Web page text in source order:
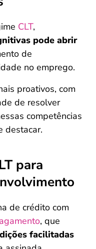
CLT,
pode abrir
de
no emprego.
proativos, com
de resolver
competências
destacar.
para
de crédito com
, que
facilitadas